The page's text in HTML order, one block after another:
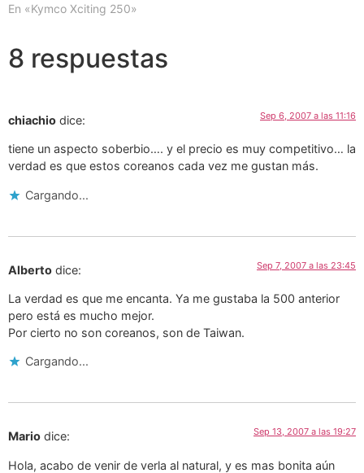
En «Kymco Xciting 250»
8 respuestas
chiachio dice: Sep 6, 2007 a las 11:16
tiene un aspecto soberbio…. y el precio es muy competitivo… la
verdad es que estos coreanos cada vez me gustan más.
Cargando...
Alberto dice: Sep 7, 2007 a las 23:45
La verdad es que me encanta. Ya me gustaba la 500 anterior
pero está es mucho mejor.
Por cierto no son coreanos, son de Taiwan.
Cargando...
Mario dice: Sep 13, 2007 a las 19:27
Hola, acabo de venir de verla al natural, y es mas bonita aún